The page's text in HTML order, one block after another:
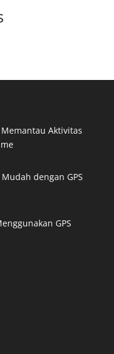
Memantau Aktivitas
dengan GPS
GPS